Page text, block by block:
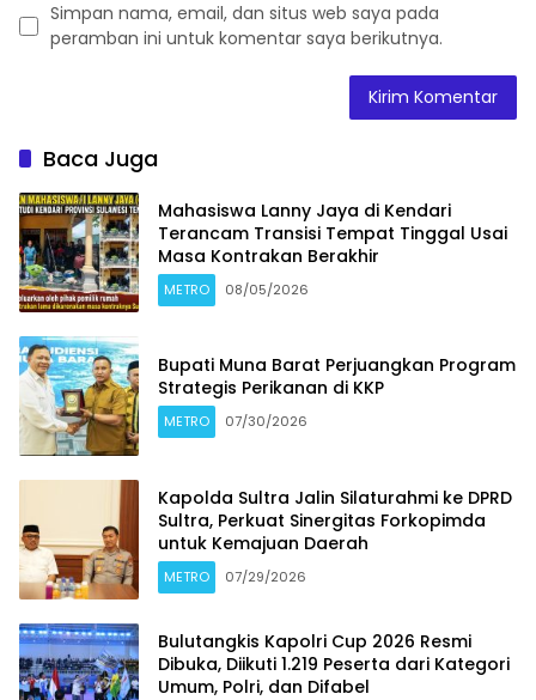
Simpan nama, email, dan situs web saya pada
peramban ini untuk komentar saya berikutnya.
Baca Juga
Mahasiswa Lanny Jaya di Kendari
Terancam Transisi Tempat Tinggal Usai
Masa Kontrakan Berakhir
METRO 08/05/2026
Bupati Muna Barat Perjuangkan Program
Strategis Perikanan di KKP
METRO 07/30/2026
Kapolda Sultra Jalin Silaturahmi ke DPRD
Sultra, Perkuat Sinergitas Forkopimda
untuk Kemajuan Daerah
METRO 07/29/2026
Bulutangkis Kapolri Cup 2026 Resmi
Dibuka, Diikuti 1.219 Peserta dari Kategori
Umum, Polri, dan Difabel